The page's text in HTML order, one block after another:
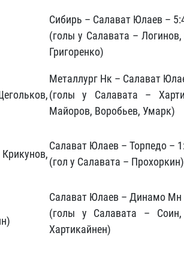
Сибирь – Салават Юлаев –
(голы у Салавата –
Григоренко)
Металлург Нк – Салават
(голы у Салавата –
Майоров, Воробьев, Умарк)
Салават Юлаев – Торпедо –
(гол у Салавата – Прохоркин)
Салават Юлаев – Динамо Мн
(голы у Салавата – Соин,
Хартикайнен)